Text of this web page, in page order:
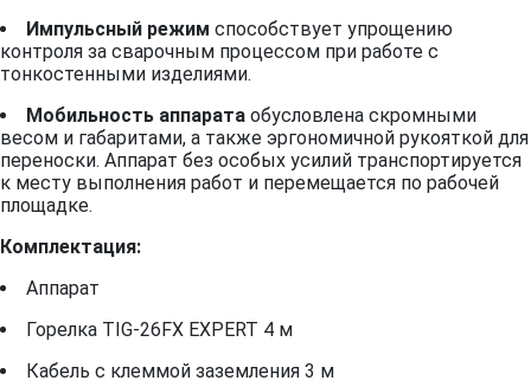
Импульсный режим способствует упрощению
контроля за сварочным процессом при работе с
тонкостенными изделиями.
Мобильность аппарата обусловлена скромными
весом и габаритами, а также эргономичной рукояткой для
переноски. Аппарат без особых усилий транспортируется
к месту выполнения работ и перемещается по рабочей
площадке.
Комплектация:
Аппарат
Горелка TIG-26FX EXPERT 4 м
Кабель с клеммой заземления 3 м